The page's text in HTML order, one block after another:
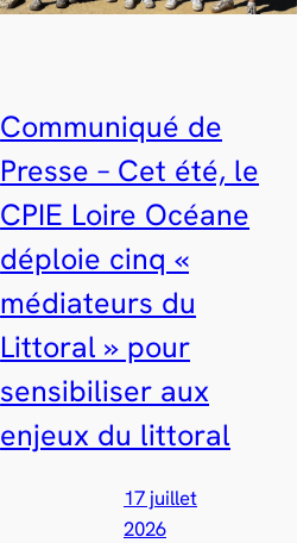
Communiqué de
Presse – Cet été, le
CPIE Loire Océane
déploie cinq «
médiateurs du
Littoral » pour
sensibiliser aux
enjeux du littoral
17 juillet
2026